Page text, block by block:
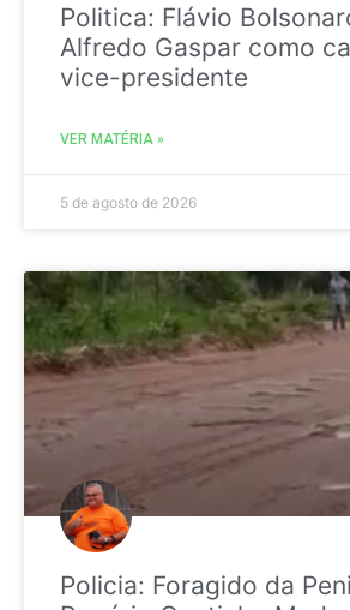
Politica: Flávio
Alfredo Gaspar como
vice-presidente
VER MATÉRIA »
5 de agosto de 2026
Policia: Foragido da